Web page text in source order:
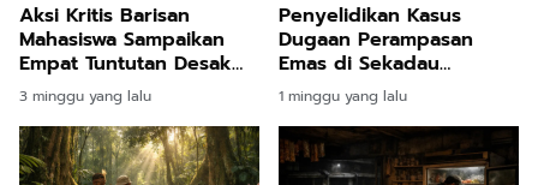
Aksi Kritis Barisan
Mahasiswa Sampaikan
Empat Tuntutan Desak
Evaluasi Kinerja Menteri
3 minggu yang lalu
Penyelidikan Kasus
Dugaan Perampasan
Emas di Sekadau
Memasuki Babak Baru
Kejati Kalbar Periksa
Internal Pegawai
1 minggu yang lalu